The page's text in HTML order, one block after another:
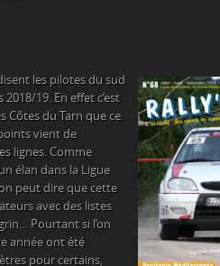
les pilotes du sud
19. En effet c’est
Côtes du Tarn que ce
vient de
lignes. Comme
élan dans la Ligue
peut dire que cette
avec des listes
Pourtant si l’on
année ont été
pour certains,